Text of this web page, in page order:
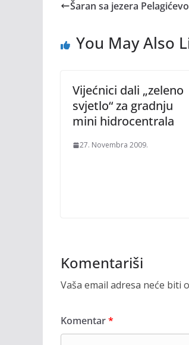
Šaran sa jezera Pelagićevo
You May Also
Vijećnici dali „zeleno
svjetlo“ za gradnju
mini hidrocentrala
27. Novembra 2009.
Komentariši
Vaša email adresa neće biti
Komentar*